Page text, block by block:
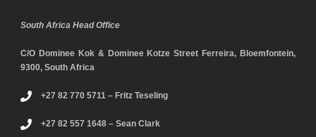
South Africa Head Office
C/O Dominee Kok & Dominee Kotze Street Ferreira, Bloemfontein,
9300, South Africa
+27 82 770 5711 – Fritz Teseling
+27 82 557 1648 – Sean Clark